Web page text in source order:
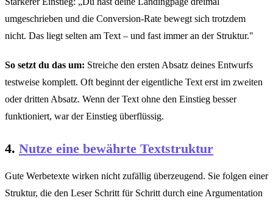
umgeschrieben und die Conversion-Rate bewegt sich trotzdem
nicht. Das liegt selten am Text – und fast immer an der Struktur."
So setzt du das um: Streiche den ersten Absatz deines Entwurfs
testweise komplett. Oft beginnt der eigentliche Text erst im zweiten
oder dritten Absatz. Wenn der Text ohne den Einstieg besser
funktioniert, war der Einstieg überflüssig.
4. Nutze eine bewährte Textstruktur
Gute Werbetexte wirken nicht zufällig überzeugend. Sie folgen einer
Struktur, die den Leser Schritt für Schritt durch eine Argumentation